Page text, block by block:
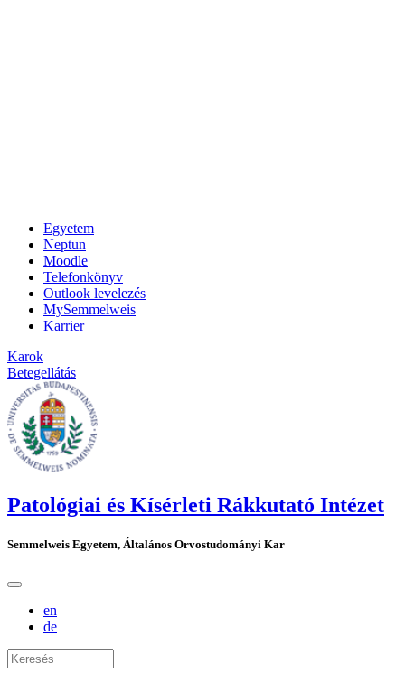
Egyetem
Neptun
Moodle
Telefonkönyv
Outlook levelezés
MySemmelweis
Karrier
Karok
Betegellátás
Patológiai és Kísérleti Rákkutató Intézet
Semmelweis Egyetem, Általános Orvostudományi Kar
en
de